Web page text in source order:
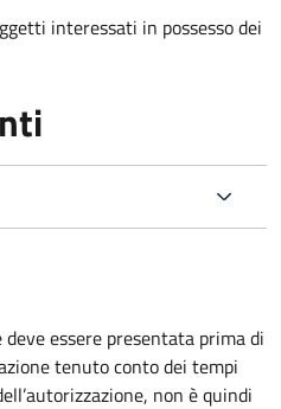
interessati in possesso dei
essere presentata prima di
tenuto conto dei tempi
, non è quindi